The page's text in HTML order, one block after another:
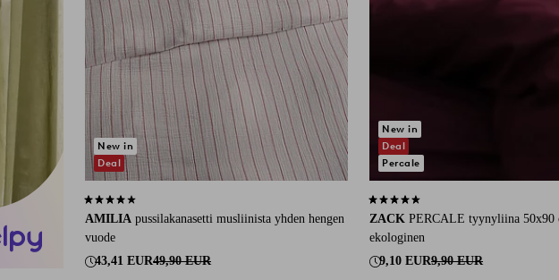
AMILIA pussilakanasetti musliinista yhden hengen
vuode
43,41 EUR49,90 EUR
4,2 perustuen 14 arvosanaan
New in
Deal
ZACK PERCALE tyynyliina 50x90
ekologinen
9,10 EUR9,90 EUR
4,6 perustuen 113 arvosanaan
New in
Deal
Percale